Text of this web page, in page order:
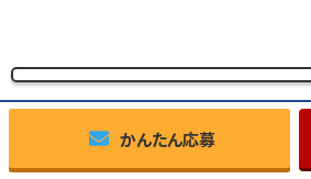
かんたん応募